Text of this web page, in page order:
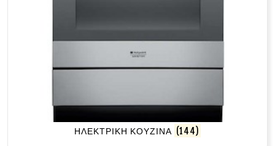
ΗΛΕΚΤΡΙΚΗ ΚΟΥΖΙΝΑ (144)